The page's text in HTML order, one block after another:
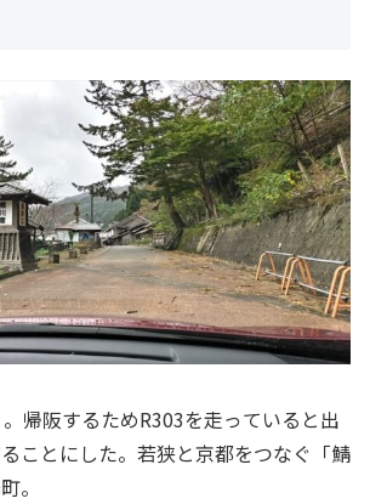
帰阪するためR303を走っていると出
ことにした。若狭と京都をつなぐ「鯖
。